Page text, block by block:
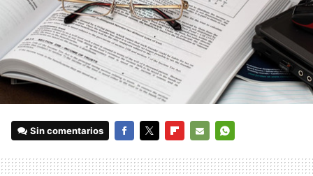
Sin comentarios
MAIL